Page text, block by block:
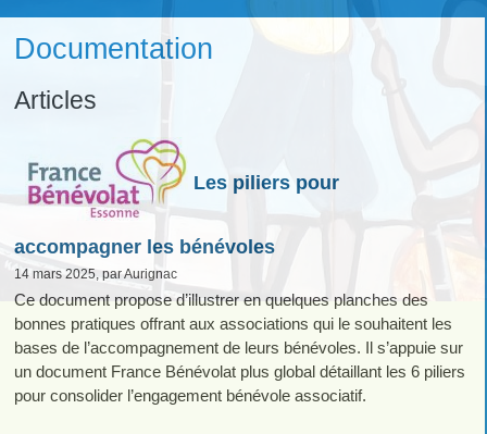
Documentation
Articles
Les piliers pour
accompagner les bénévoles
14 mars 2025, par Aurignac
Ce document propose d’illustrer en quelques planches des
bonnes pratiques offrant aux associations qui le souhaitent les
bases de l’accompagnement de leurs bénévoles. Il s’appuie sur
un document France Bénévolat plus global détaillant les 6 piliers
pour consolider l’engagement bénévole associatif.